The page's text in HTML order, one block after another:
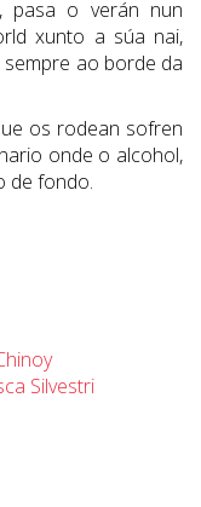
pasa o verán nun
xunto a súa nai,
sempre ao borde da
os rodean sofren
onde o alcohol,
de fondo.
Silvestri